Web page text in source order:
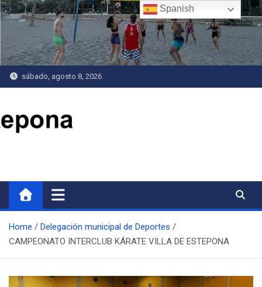
Saltar
al
contenido
sábado, agosto 8, 2026
Home
Delegación municipal de Deportes
CAMPEONATO INTERCLUB KÁRATE VILLA DE ESTEPONA
Spanish